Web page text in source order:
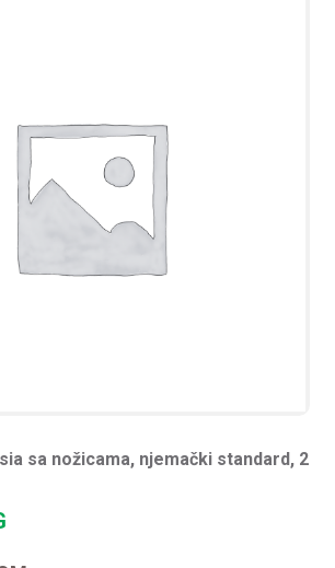
sa nožicama, njemački standard, 2